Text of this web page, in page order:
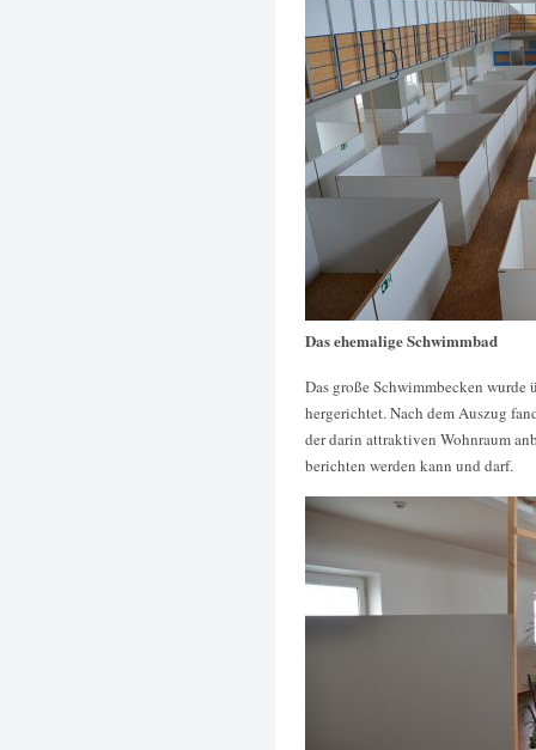
Das ehemalige Schwimmbad
Das große Schwimmbecken
hergerichtet. Nach dem Auszug
der darin attraktiven Wohnraum
berichten werden kann und darf.